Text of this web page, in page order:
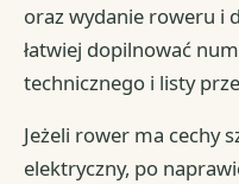
oraz wydanie roweru i
łatwiej dopilnować
technicznego i listy
Jeżeli rower ma cechy
elektryczny, po